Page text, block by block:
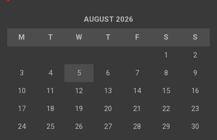
AUGUST 2026
M T W T F S S
1 2
3 4 5 6 7 8 9
10 11 12 13 14 15 16
17 18 19 20 21 22 23
24 25 26 27 28 29 30